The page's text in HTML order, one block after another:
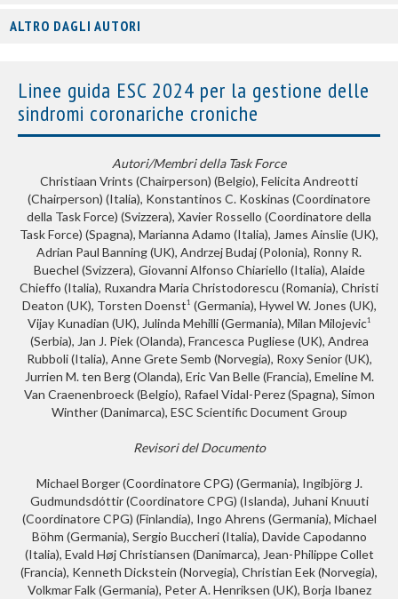
ALTRO DAGLI AUTORI
Linee guida ESC 2024 per la gestione delle
sindromi coronariche croniche
Autori/Membri della Task Force
Christiaan Vrints (Chairperson) (Belgio), Felicita Andreotti
(Chairperson) (Italia), Konstantinos C. Koskinas (Coordinatore
della Task Force) (Svizzera), Xavier Rossello (Coordinatore della
Task Force) (Spagna), Marianna Adamo (Italia), James Ainslie (UK),
Adrian Paul Banning (UK), Andrzej Budaj (Polonia), Ronny R.
Buechel (Svizzera), Giovanni Alfonso Chiariello (Italia), Alaide
Chieffo (Italia), Ruxandra Maria Christodorescu (Romania), Christi
Deaton (UK), Torsten Doenst1 (Germania), Hywel W. Jones (UK),
Vijay Kunadian (UK), Julinda Mehilli (Germania), Milan Milojevic1
(Serbia), Jan J. Piek (Olanda), Francesca Pugliese (UK), Andrea
Rubboli (Italia), Anne Grete Semb (Norvegia), Roxy Senior (UK),
Jurrien M. ten Berg (Olanda), Eric Van Belle (Francia), Emeline M.
Van Craenenbroeck (Belgio), Rafael Vidal-Perez (Spagna), Simon
Winther (Danimarca), ESC Scientific Document Group
Revisori del Documento
Michael Borger (Coordinatore CPG) (Germania), Ingibjörg J.
Gudmundsdóttir (Coordinatore CPG) (Islanda), Juhani Knuuti
(Coordinatore CPG) (Finlandia), Ingo Ahrens (Germania), Michael
Böhm (Germania), Sergio Buccheri (Italia), Davide Capodanno
(Italia), Evald Høj Christiansen (Danimarca), Jean-Philippe Collet
(Francia), Kenneth Dickstein (Norvegia), Christian Eek (Norvegia),
Volkmar Falk (Germania), Peter A. Henriksen (UK), Borja Ibanez